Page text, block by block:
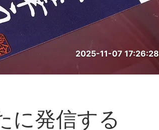
2025-11-07 17:26:28
に発信する